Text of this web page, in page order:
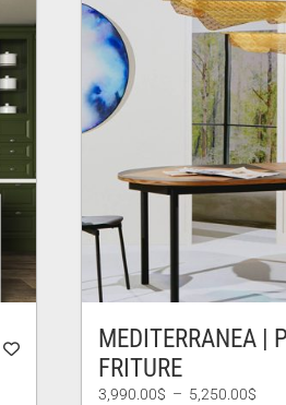
MEDITERRANEA |
FRITURE
3,990.00$ – 5,250.00$